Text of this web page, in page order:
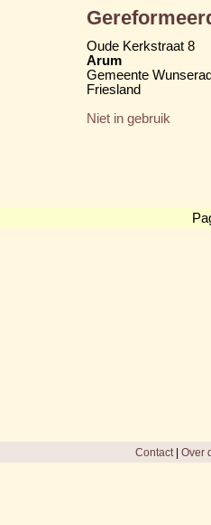
Oude Kerkstraat 8
Arum
Gemeente
Friesland
Niet in gebruik
Contact| Over